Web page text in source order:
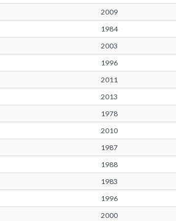
2009
1984
2003
1996
2011
2013
1978
2010
1987
1988
1983
1996
2000